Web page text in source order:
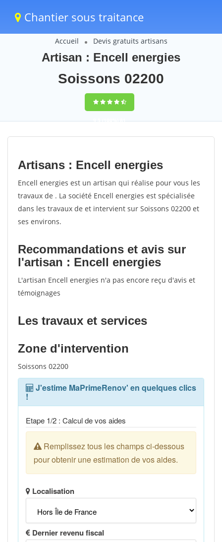
Chantier sous traitance
Accueil Devis gratuits artisans
Artisan : Encell energies
Soissons 02200
9,5(100%)81
votes
Artisans : Encell energies
Encell energies est un artisan qui réalise pour vous les
travaux de . La société Encell energies est spécialisée
dans les travaux de et intervient sur Soissons 02200 et
ses environs.
Recommandations et avis sur
l'artisan : Encell energies
L'artisan Encell energies n'a pas encore reçu d'avis et
témoignages
Les travaux et services
Zone d'intervention
Soissons 02200